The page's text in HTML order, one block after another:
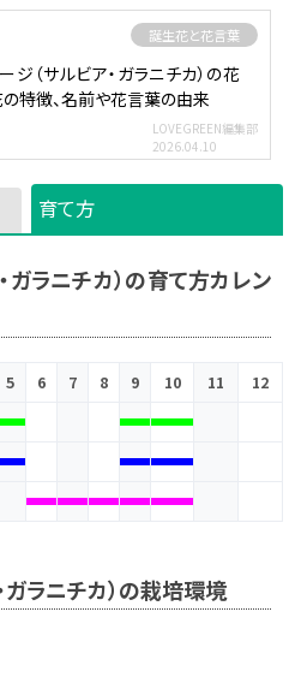
誕生花と花言葉
ジ（サルビア・ガラニチカ）の花
特徴、名前や花言葉の由来
LOVEGREEN編集部
2026.04.10
育て方
ガラニチカ）の育て方カレン
5 6 7 8 9 10 11
12
ガラニチカ）の栽培環境